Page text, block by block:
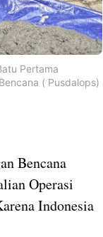
Pertama
( Pusdalops)
Bencana
Operasi
Indonesia